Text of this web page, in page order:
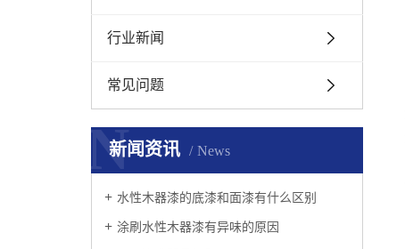
行业新闻
常见问题
新闻资讯 News
N
水性木器漆的底漆和面漆有什么区别
涂刷水性木器漆有异味的原因